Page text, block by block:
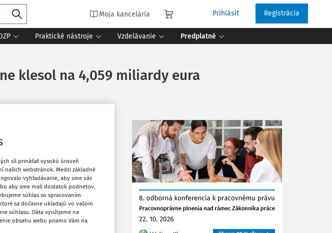
Moja kancelária Prihlásiť Registrácia
Praktické nástroje Vzdelávanie Predplatné
klesol na 4,059 miliardy eura
čo je
606
SR na
vyšší
Obľúbené
Zdieľať
síl prinášať vysokú úroveň
webstránok. Medzi základné
vyhľadávanie, aby sme vás
aby sme mali dostatok podnetov,
súhlas so spracovaním
sa dočasne ukladajú vo vašom
súhlasu. Dáta využijeme na
obsahu webu priamo Vám na